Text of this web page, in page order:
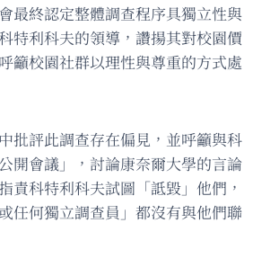
最終認定整體調查程序具獨立性與
特利科夫的領導，讚揚其對校園價
籲校園社群以理性與尊重的方式處
批評此調查存在偏見，並呼籲與科
開會議」，討論康奈爾大學的言論
責科特利科夫試圖「詆毀」他們，
任何獨立調查員」都沒有與他們聯